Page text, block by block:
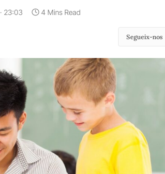
23:03 4 Mins Read
Segueix-nos